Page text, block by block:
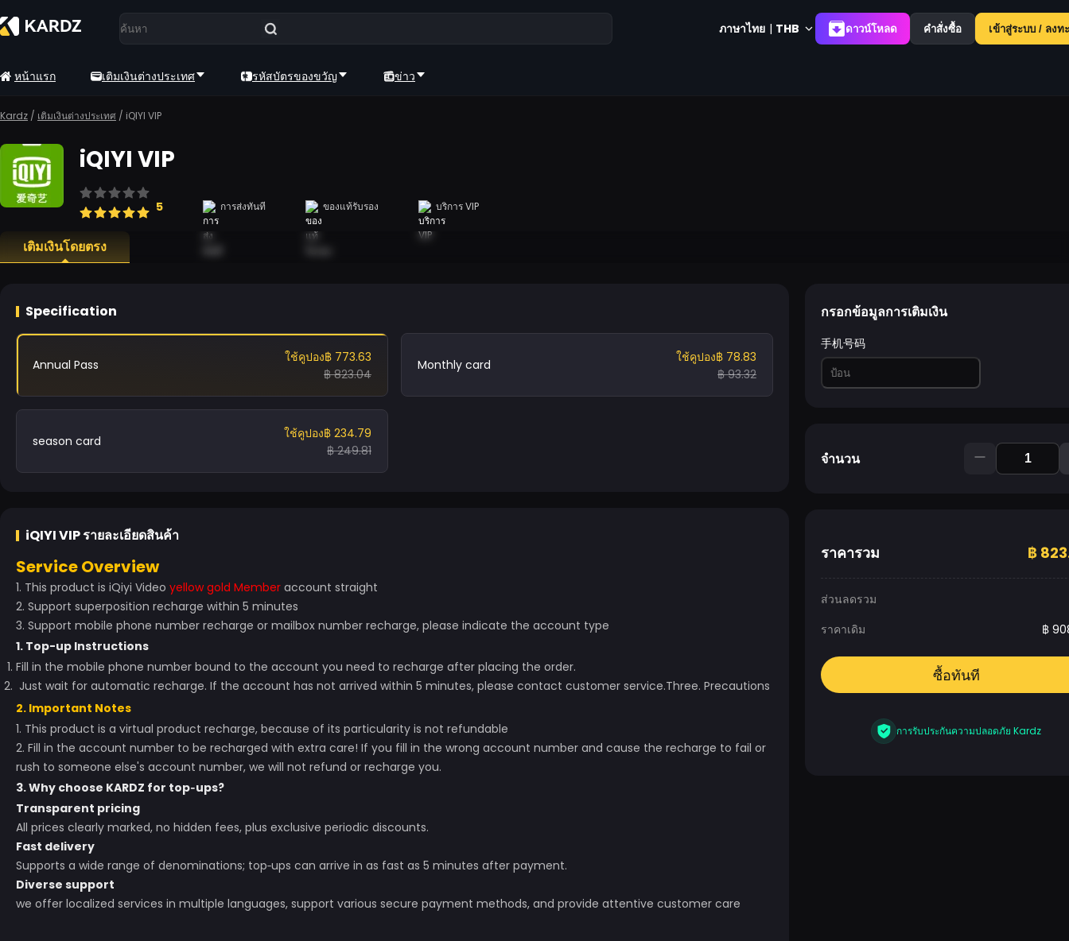
ภาษาไทย | THB ดาวน์โหลด คำสั่งซื้อ เข้าสู่ระบบ / ลงท
หน้าแรก เติมเงินต่างประเทศ รหัสบัตรของขวัญ ข่าว
Kardz / เติมเงินต่างประเทศ / iQIYI VIP
iQIYI VIP
5 การส่งทันที ของแท้รับรอง บริการ VIP
เติมเงินโดยตรง
Specification
Annual Pass ใช้คูปอง฿ 773.63
฿ 823.04
Monthly card ใช้คูปอง฿ 78.83
฿ 93.32
season card ใช้คูปอง฿ 234.79
฿ 249.81
iQIYI VIPรายละเอียดสินค้า
Service Overview
1. This product is iQiyi Video yellow gold Member account straight
2. Support superposition recharge within 5 minutes
3. Support mobile phone number recharge or mailbox number recharge, please indicate the account type
1. Top-up Instructions
Fill in the mobile phone number bound to the account you need to recharge after placing the order.
Just wait for automatic recharge. If the account has not arrived within 5 minutes, please contact customer service.Three. Precautions
2. Important Notes
1. This product is a virtual product recharge, because of its particularity is not refundable
2. Fill in the account number to be recharged with extra care! If you fill in the wrong account number and cause the recharge to fail or
rush to someone else's account number, we will not refund or recharge you.
3. Why choose KARDZ for top‑ups?
Transparent pricing
All prices clearly marked, no hidden fees, plus exclusive periodic discounts.
Fast delivery
Supports a wide range of denominations; top‑ups can arrive in as fast as 5 minutes after payment.
Diverse support
we offer localized services in multiple languages, support various secure payment methods, and provide attentive customer care
กรอกข้อมูลการเติมเงิน
手机号码
จำนวน
ราคารวม ฿
ส่วนลดรวม
ราคาเดิม
฿
ซื้อทันที
การรับประกันความปลอดภัย Kardz